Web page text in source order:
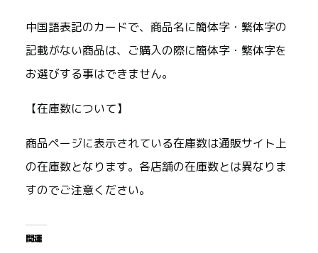
中国語表記のカードで、商品名に簡体字・繁体字の
記載がない商品は、ご購入の際に簡体字・繁体字を
お選びする事はできません。
【在庫数について】
商品ページに表示されている在庫数は通販サイト上
の在庫数となります。各店舗の在庫数とは異なりま
すのでご注意ください。
関連